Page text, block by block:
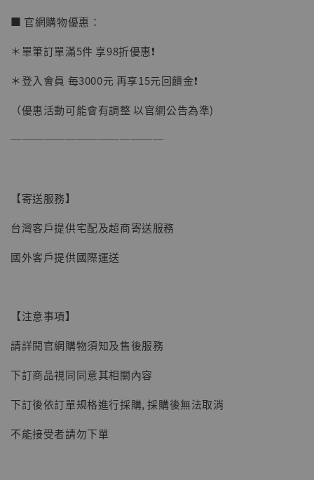
子彈飛 鵝城縣長 張麻子 [BK01]
NT$ 4,980
■ 官網購物優惠：
＊單筆訂單滿5件 享98折優惠❗️
＊登入會員 每3000元 再享15元回饋金❗️
（優惠活動可能會有調整 以官網公告為準)
──────────────
【寄送服務】
台灣客戶提供宅配及超商寄送服務
國外客戶提供國際運送
【注意事項】
請詳閱官網購物須知及售後服務
下訂商品視同同意其相關內容
下訂後依訂單規格進行採購, 採購後無法取消
不能接受者請勿下單